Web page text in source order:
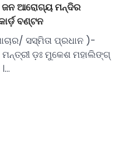
ଜନ ଆରୋଗ୍ୟ ମନ୍ଦିର
ବଣ୍ଟନ
ସସ୍ମିତା ପ୍ରଧାନ )-
ଡ଼ଃ ମୁକେଶ ମହାଲିଙ୍ଗ୍